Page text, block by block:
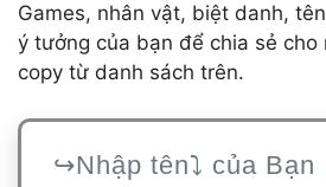
Games, nhân vật, biệt danh,
ý tưởng của bạn để chia sẻ cho
copy từ danh sách trên.